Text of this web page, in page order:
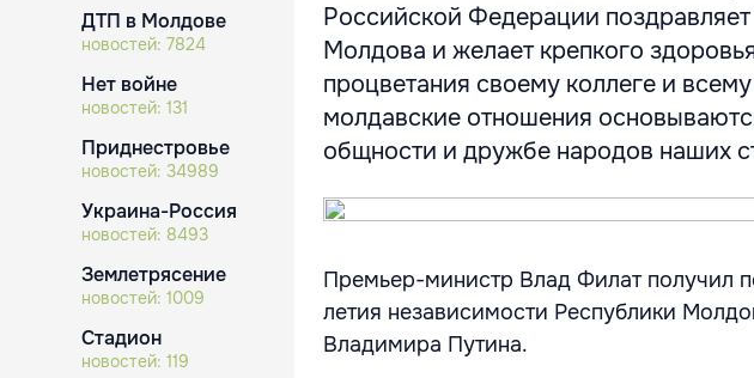
ДТП в Молдове
новостей: 7824
Нет войне
новостей: 131
Приднестровье
новостей: 34989
Украина-Россия
новостей: 8493
Землетрясение
новостей: 1009
Стадион
новостей: 119
Российской Федерации
Молдова и желает крепкого
процветания своему коллеге и
молдавские отношения
общности и дружбе народов наших
Премьер-министр Влад Филат получил
летия независимости Республики
Владимира Путина.